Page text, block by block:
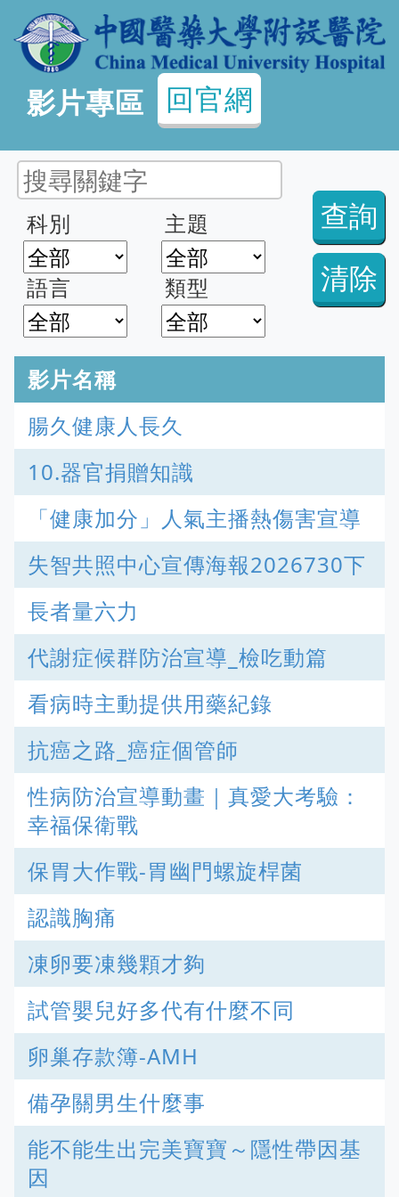
影片專區 回官網
科別 主題
語言 類型
影片名稱
腸久健康人長久
10.器官捐贈知識
「健康加分」人氣主播熱傷害宣導
失智共照中心宣傳海報2026730下
長者量六力
代謝症候群防治宣導_檢吃動篇
看病時主動提供用藥紀錄
抗癌之路_癌症個管師
性病防治宣導動畫｜真愛大考驗：
幸福保衛戰
保胃大作戰-胃幽門螺旋桿菌
認識胸痛
凍卵要凍幾顆才夠
試管嬰兒好多代有什麼不同
卵巢存款簿-AMH
備孕關男生什麼事
能不能生出完美寶寶～隱性帶因基
因